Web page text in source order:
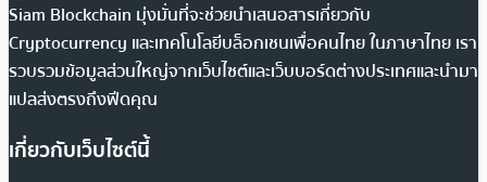
Siam Blockchain มุ่งมั่นที่จะช่วยนำเสนอสารเกี่ยวกับ
Cryptocurrency และเทคโนโลยีบล็อกเชนเพื่อคนไทย ในภาษาไทย เรา
รวบรวมข้อมูลส่วนใหญ่จากเว็บไซต์และเว็บบอร์ดต่างประเทศและนำมา
แปลส่งตรงถึงฟีดคุณ
เกี่ยวกับเว็บไซต์นี้